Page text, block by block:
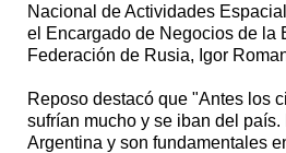
Nacional de Actividades
el Encargado de Negocios de la
Federación de Rusia, Igor
Reposo destacó que "Antes los
sufrían mucho y se iban del
Argentina y son fundamentales